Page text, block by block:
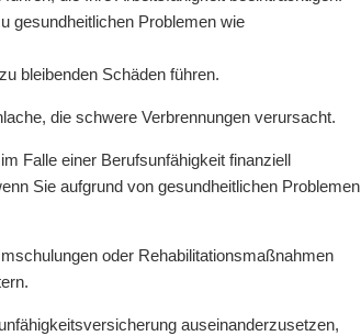
gesundheitlichen Problemen wie
bleibenden Schäden führen.
die schwere Verbrennungen verursacht.
Falle einer Berufsunfähigkeit finanziell
Sie aufgrund von gesundheitlichen Problemen
oder Rehabilitationsmaßnahmen
auseinanderzusetzen,